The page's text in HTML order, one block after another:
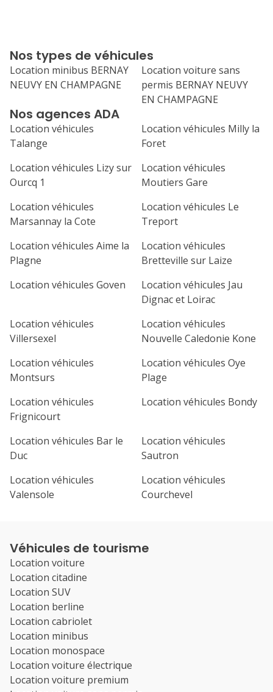
24 25 26
31
lu ma me je
ve
2
7 8 9 10
16 17
21 22 23
30
Nos agences ADA
Location véhicules
Talange
Location véhicules Milly la
Foret
Location véhicules Lizy sur
Ourcq 1
Location véhicules
Moutiers Gare
Location véhicules
Marsannay la Cote
Location véhicules Le
Treport
Location véhicules Aime la
Plagne
Location véhicules
Bretteville sur Laize
Location véhicules Goven
Location véhicules Jau
Dignac et Loirac
Location véhicules
Villersexel
Location véhicules
Nouvelle Caledonie Kone
Location véhicules
Montsurs
Location véhicules Oye
Plage
Location véhicules
Frignicourt
Location véhicules Bondy
Location véhicules Bar le
Duc
Location véhicules
Sautron
Location véhicules
Valensole
Location véhicules
Courchevel
Nos types de véhicules
Location minibus BERNAY
NEUVY EN CHAMPAGNE
Location voiture sans
permis BERNAY NEUVY
EN CHAMPAGNE
Véhicules de tourisme
Location voiture
Location citadine
Location SUV
Location berline
Location cabriolet
Location minibus
Location monospace
Location voiture électrique
Location voiture premium